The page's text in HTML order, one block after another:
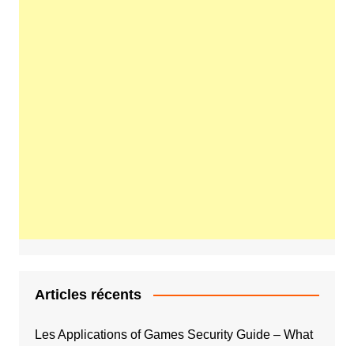
Articles récents
Les Applications of Games Security Guide – What